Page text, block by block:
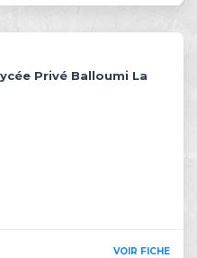
Privé Balloumi La
VOIR FICHE